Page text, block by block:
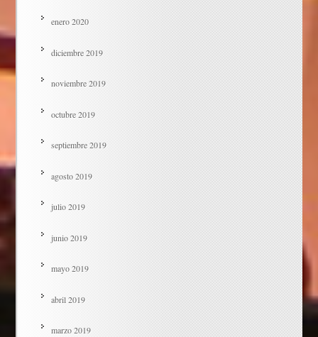
enero 2020
diciembre 2019
noviembre 2019
octubre 2019
septiembre 2019
agosto 2019
julio 2019
junio 2019
mayo 2019
abril 2019
marzo 2019